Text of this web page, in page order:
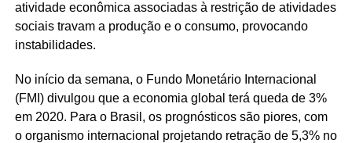
atividade econômica associadas à restrição de atividades
sociais travam a produção e o consumo, provocando
instabilidades.
No início da semana, o Fundo Monetário Internacional
(FMI) divulgou que a economia global terá queda de 3%
em 2020. Para o Brasil, os prognósticos são piores, com
o organismo internacional projetando retração de 5,3% no